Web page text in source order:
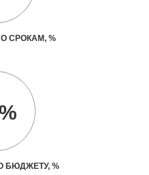
СРОКАМ, %
БЮДЖЕТУ, %